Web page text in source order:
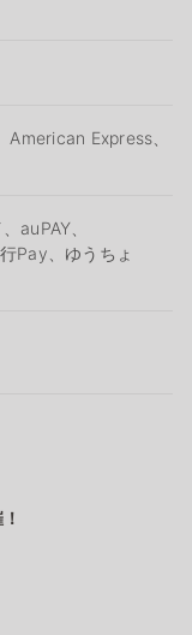
Express、
auPAY、
Pay、ゆうちょ